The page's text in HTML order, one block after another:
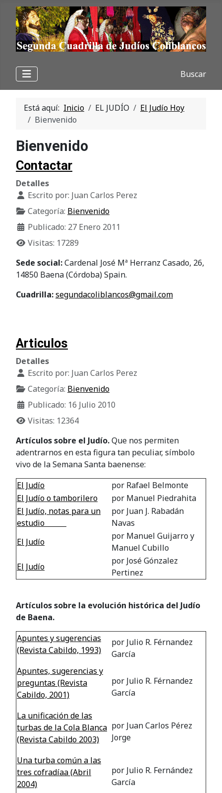
Buscar
Está aquí: Inicio EL JUDÍO
El Judío Hoy
Bienvenido
Bienvenido
Contactar
Detalles
Escrito por: Juan Carlos Perez
Categoría: Bienvenido
Publicado: 27 Enero 2011
Visitas: 17289
Sede social:Cardenal José Mª Herranz Casado, 26,
14850 Baena (Córdoba) Spain.
Cuadrilla:segundacoliblancos@gmail.com
Articulos
Detalles
Escrito por: Juan Carlos Perez
Categoría: Bienvenido
Publicado: 16 Julio 2010
Visitas: 12364
Artículos sobre el Judío.Que nos permiten
adentrarnos en esta figura tan peculiar, símbolo
vivo de la Semana Santa baenense:
El Judío
por Rafael Belmonte
El Judío o tamborilero
por Manuel Piedrahita
El Judío, notas para un
estudio
por Juan J. Rabadán
Navas
El Judío
por Manuel Guijarro y
Manuel Cubillo
El Judío
por José Gónzalez
Pertinez
Artículos sobre la evolución histórica del Judío
de Baena.
Apuntes y sugerencias
(Revista Cabildo, 1993)
por Julio R. Férnandez
García
Apuntes, sugerencias y
preguntas (Revista
Cabildo, 2001)
por Julio R. Férnandez
García
La unificación de las
turbas de la Cola Blanca
(Revista Cabildo 2003)
por Juan Carlos Pérez
Jorge
Una turba común a las
tres cofradíaa (Abril
2004)
por Julio R. Fernández
García